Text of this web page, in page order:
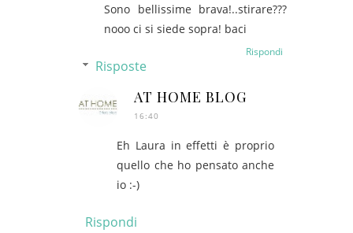
Sono bellissime brava!..stirare???
nooo ci si siede sopra! baci
Rispondi
Risposte
AT HOME BLOG
16:40
Eh Laura in effetti è proprio
quello che ho pensato anche
io :-)
Rispondi